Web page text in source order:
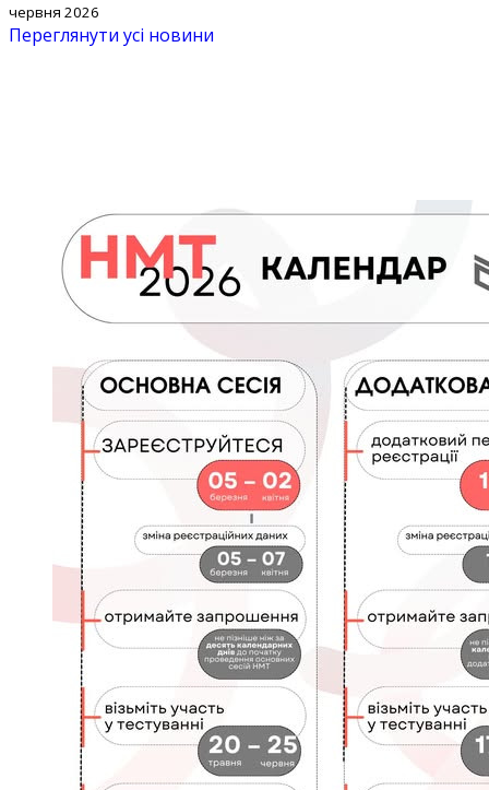
червня 2026
Переглянути усі новини